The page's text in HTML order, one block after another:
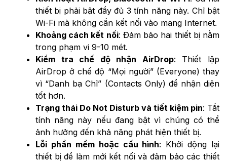
thiết bị phải bật đầy đủ 3 tính năng này. Chỉ bật
Wi-Fi mà không cần kết nối vào mạng Internet.
Khoảng cách kết nối: Đảm bảo hai thiết bị nằm
trong phạm vi 9-10 mét.
Kiểm tra chế độ nhận AirDrop: Thiết lập
AirDrop ở chế độ “Mọi người” (Everyone) thay
vì “Danh bạ Chỉ” (Contacts Only) để nhận diện
tốt hơn.
Trạng thái Do Not Disturb và tiết kiệm pin: Tắt
tính năng này nếu đang bật vì chúng có thể
ảnh hưởng đến khả năng phát hiện thiết bị.
Lỗi phần mềm hoặc cấu hình: Khởi động lại
thiết bị để làm mới kết nối và đảm bảo các thiết